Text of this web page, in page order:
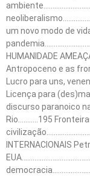
um novo modo de
HUMANIDADE
Antropoceno e as
Lucro para uns,
Licença para
discurso paranoico
Rio………..195
INTERNACIONAIS